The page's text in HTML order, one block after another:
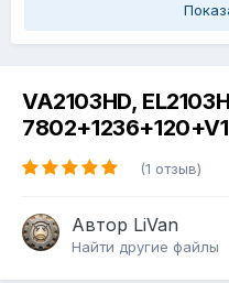
VA2103HD,
(1 отзыв)
Автор LiVan
Найти другие файлы